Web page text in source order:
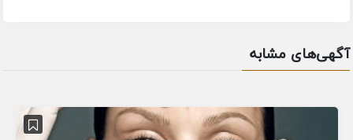
آگهی‌های مشابه